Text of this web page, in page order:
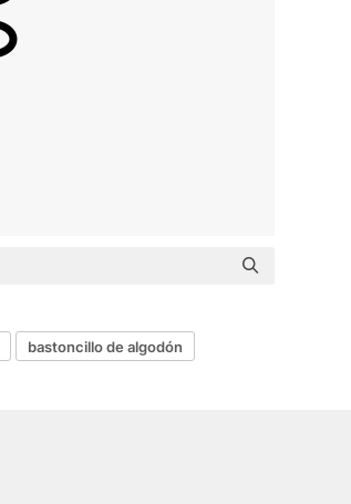
bastoncillo de algodón